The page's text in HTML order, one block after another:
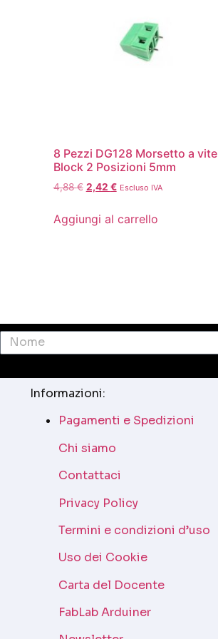
8 Pezzi DG128 Morsetto a vite
Block 2 Posizioni 5mm
4,88€ 2,42 € Escluso IVA
Aggiungi al carrello
Informazioni:
Pagamenti e Spedizioni
Chi siamo
Contattaci
Privacy Policy
Termini e condizioni d’uso
Uso dei Cookie
Carta del Docente
FabLab Arduiner